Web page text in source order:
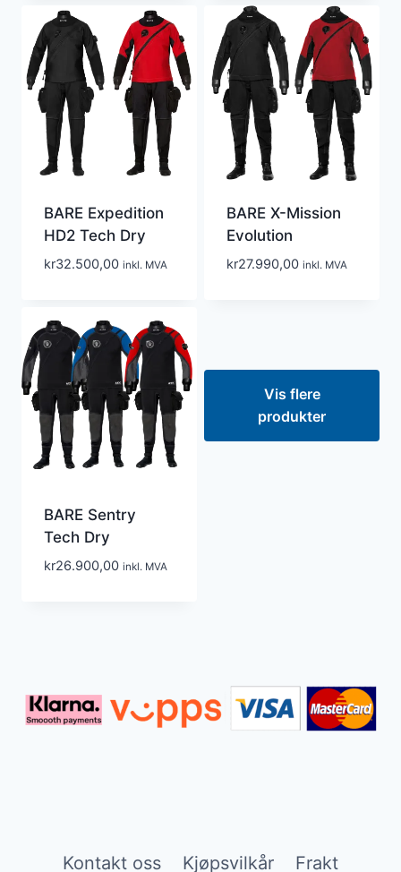
BARE Expedition
HD2 Tech Dry
kr32.500,00 inkl. MVA
BARE X-Mission
Evolution
kr27.990,00 inkl. MVA
BARE Sentry
Tech Dry
kr26.900,00 inkl. MVA
Vis flere
produkter
Kontakt oss Kjøpsvilkår Frakt